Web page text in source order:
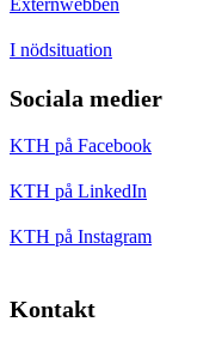
I nödsituation
Sociala medier
KTH på Facebook
KTH på LinkedIn
KTH på Instagram
Kontakt